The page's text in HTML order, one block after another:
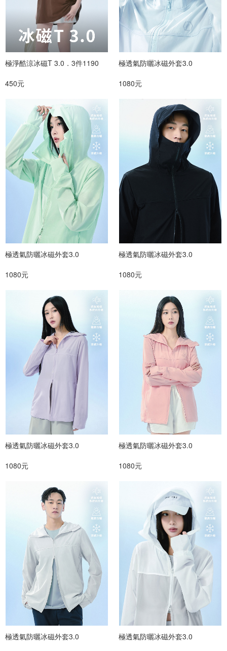
極淨酷涼冰磁T 3.0．3件1190
450元
極透氣防曬冰磁外套3.0
1080元
極透氣防曬冰磁外套3.0
1080元
極透氣防曬冰磁外套3.0
1080元
極透氣防曬冰磁外套3.0
1080元
極透氣防曬冰磁外套3.0
1080元
極透氣防曬冰磁外套3.0
極透氣防曬冰磁外套3.0